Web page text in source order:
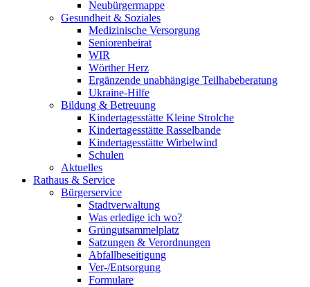
Neubürgermappe
Gesundheit & Soziales
Medizinische Versorgung
Seniorenbeirat
WIR
Wörther Herz
Ergänzende unabhängige Teilhabeberatung
Ukraine-Hilfe
Bildung & Betreuung
Kindertagesstätte Kleine Strolche
Kindertagesstätte Rasselbande
Kindertagesstätte Wirbelwind
Schulen
Aktuelles
Rathaus & Service
Bürgerservice
Stadtverwaltung
Was erledige ich wo?
Grüngutsammelplatz
Satzungen & Verordnungen
Abfallbeseitigung
Ver-/Entsorgung
Formulare